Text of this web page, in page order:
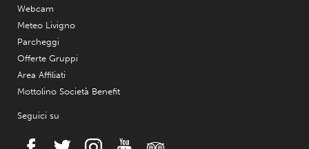
Webcam
Meteo Livigno
Parcheggi
Offerte Gruppi
Area Affiliati
Mottolino Società Benefit
Seguici su